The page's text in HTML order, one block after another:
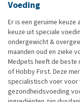
Voeding
Er is een geruime
keuze uit speciale
ondergewicht &
maanden oud en zieke
Medpets heeft de beste
of Hobby First. Deze
specialistisch voer voor
gezondheidsvoeding